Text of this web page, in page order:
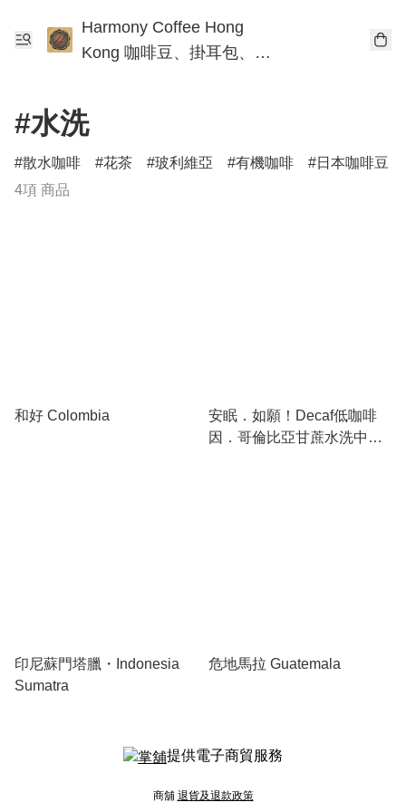
Harmony Coffee Hong
Kong 咖啡豆、掛耳包、手
#水洗
散水咖啡 花茶 玻利維亞 有機咖啡
日本咖啡豆
4項 商品
和好 Colombia
安眠．如願！Decaf低咖啡
因．哥倫比亞甘蔗水洗中深
印尼蘇門塔臘・Indonesia
Sumatra
危地馬拉 Guatemala
提供電子商貿服務
商舖 退貨及退款政策